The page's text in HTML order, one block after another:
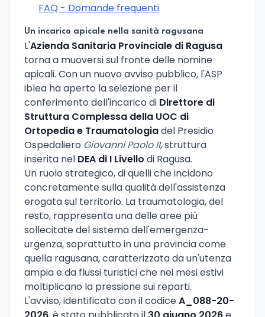
FAQ - Domande frequenti
Un incarico apicale nella sanità ragusana
L'Azienda Sanitaria Provinciale di Ragusa
torna a muoversi sul fronte delle nomine
apicali. Con un nuovo avviso pubblico, l'ASP
iblea ha aperto la selezione per il
conferimento dell'incarico di Direttore di
Struttura Complessa della UOC di
Ortopedia e Traumatologiadel Presidio
Ospedaliero Giovanni Paolo II, struttura
inserita nel DEA di I Livello di Ragusa.
Un ruolo strategico, di quelli che incidono
concretamente sulla qualità dell'assistenza
erogata sul territorio. La traumatologia, del
resto, rappresenta una delle aree più
sollecitate del sistema dell'emergenza-
urgenza, soprattutto in una provincia come
quella ragusana, caratterizzata da un'utenza
ampia e da flussi turistici che nei mesi estivi
moltiplicano la pressione sui reparti.
L'avviso, identificato con il codiceA_088-20-